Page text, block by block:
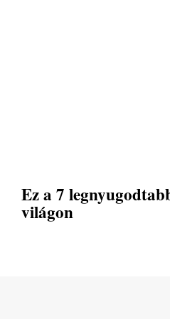
Ez a 7
világon